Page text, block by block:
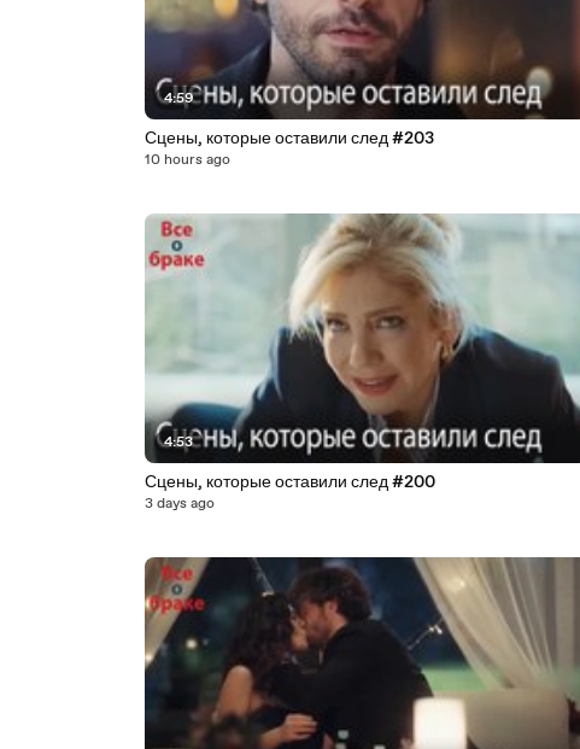
4:59
Сцены, которые оставили след #203
10 hours ago
4:53
Сцены, которые оставили след #200
3 days ago